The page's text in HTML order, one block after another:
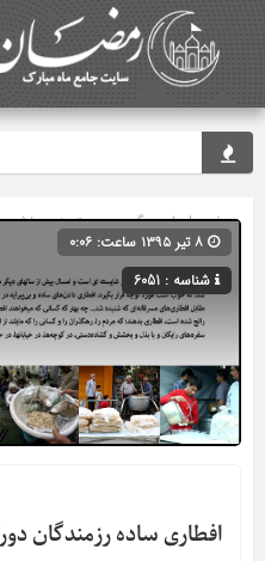
صفحه اصلی» گروه » دسته‌بندی نشده
شناسه : 6051
افطاری ساده رزمندگان